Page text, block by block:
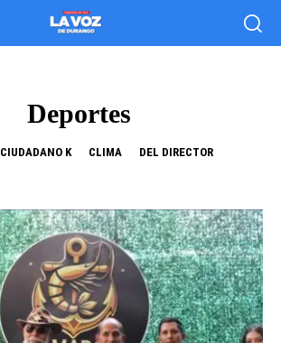
Deportes
CIUDADANO K CLIMA DEL DIRECTOR